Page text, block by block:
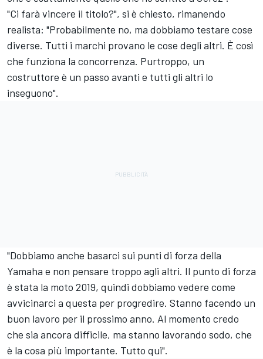
"Ci farà vincere il titolo?", si è chiesto, rimanendo
realista: "Probabilmente no, ma dobbiamo testare cose
diverse. Tutti i marchi provano le cose degli altri. È così
che funziona la concorrenza. Purtroppo, un
costruttore è un passo avanti e tutti gli altri lo
inseguono".
"Dobbiamo anche basarci sui punti di forza della
Yamaha e non pensare troppo agli altri. Il punto di forza
è stata la moto 2019, quindi dobbiamo vedere come
avvicinarci a questa per progredire. Stanno facendo un
buon lavoro per il prossimo anno. Al momento credo
che sia ancora difficile, ma stanno lavorando sodo, che
è la cosa più importante. Tutto qui".